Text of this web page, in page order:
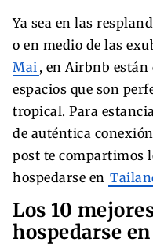
Ya sea en las
o en medio de las
Mai , en Airbnb
espacios que son
tropical. Para
de auténtica
post te compartimos
hospedarse en
Los 10
hospedarse